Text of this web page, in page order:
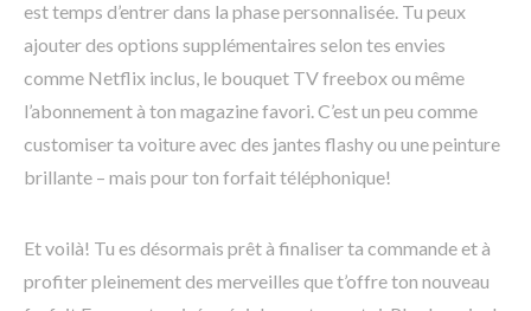
est temps d’entrer dans la phase personnalisée. Tu peux
ajouter des options supplémentaires selon tes envies
comme Netflix inclus, le bouquet TV freebox ou même
l’abonnement à ton magazine favori. C’est un peu comme
customiser ta voiture avec des jantes flashy ou une peinture
brillante – mais pour ton forfait téléphonique!
Et voilà! Tu es désormais prêt à finaliser ta commande et à
profiter pleinement des merveilles que t’offre ton nouveau